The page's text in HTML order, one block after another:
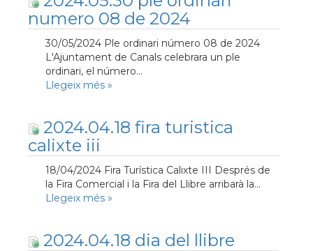
numero 08 de 2024
30/05/2024 Ple ordinari número 08 de 2024
L'Ajuntament de Canals celebrara un ple
ordinari, el número...
Llegeix més »
2024.04.18 fira turistica
calixte iii
18/04/2024 Fira Turística Calixte III Després de
la Fira Comercial i la Fira del Llibre arribarà la...
Llegeix més »
2024.04.18 dia del llibre